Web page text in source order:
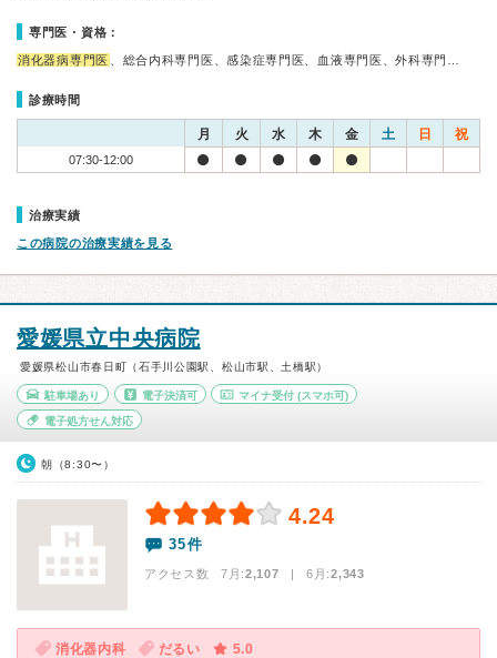
専門医・資格：
消化器病専門医 、総合内科専門医、感染症専門医、血液専門医、外科専門…
診療時間
月 火 水 木 金 土 日 祝
07:30-12:00
治療実績
この病院の治療実績を見る
愛媛県立中央病院
愛媛県松山市春日町（石手川公園駅、松山市駅、土橋駅）
駐車場あり 電子決済可 マイナ受付 (スマホ可)
電子処方せん対応
朝（8:30〜）
4.24
35件
アクセス数 7月:2,107 | 6月:2,343
消化器内科 だるい
5.0